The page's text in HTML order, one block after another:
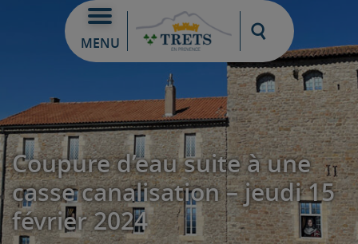
MENU
Moteur de
Coupure d’eau suite à une
casse canalisation – jeudi 15
février 2024